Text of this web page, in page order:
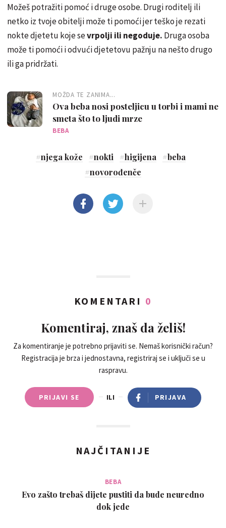
Možeš potražiti pomoć i druge osobe. Drugi roditelj ili
netko iz tvoje obitelji može ti pomoći jer teško je rezati
nokte djetetu koje sevrpolji ili negoduje. Druga osoba
može ti pomoći i odvući djetetovu pažnju na nešto drugo
ili ga pridržati.
MOŽDA TE ZANIMA...
Ova beba nosi posteljicu u torbi i mami ne
smeta što to ljudi mrze
BEBA
#njega kože #nokti #higijena #beba
#novorođenče
KOMENTARI 0
Komentiraj, znaš da želiš!
Za komentiranje je potrebno prijaviti se. Nemaš korisnički račun?
Registracija je brza i jednostavna, registriraj se i uključi se u
raspravu.
PRIJAVI SE ILI PRIJAVA
NAJČITANIJE
BEBA
Evo zašto trebaš dijete pustiti da bude neuredno
dok jede